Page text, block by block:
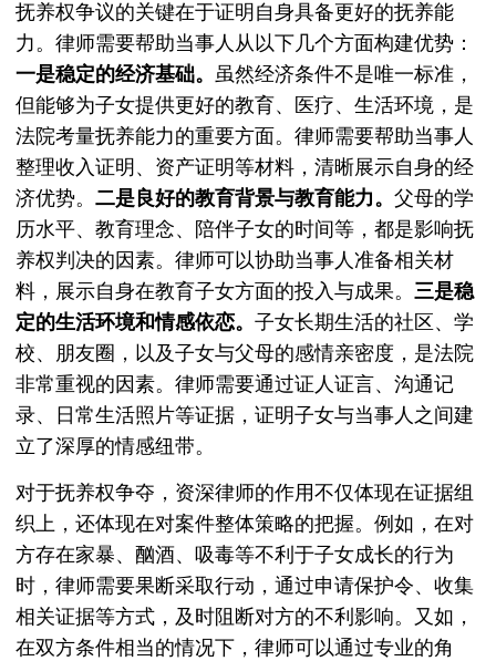
抚养权争议的关键在于证明自身具备更好的抚养能
力。律师需要帮助当事人从以下几个方面构建优势：
一是稳定的经济基础。 虽然经济条件不是唯一标准，
但能够为子女提供更好的教育、医疗、生活环境，是
法院考量抚养能力的重要方面。律师需要帮助当事人
整理收入证明、资产证明等材料，清晰展示自身的经
济优势。 二是良好的教育背景与教育能力。 父母的学
历水平、教育理念、陪伴子女的时间等，都是影响抚
养权判决的因素。律师可以协助当事人准备相关材
料，展示自身在教育子女方面的投入与成果。 三是稳
定的生活环境和情感依恋。 子女长期生活的社区、学
校、朋友圈，以及子女与父母的感情亲密度，是法院
非常重视的因素。律师需要通过证人证言、沟通记
录、日常生活照片等证据，证明子女与当事人之间建
立了深厚的情感纽带。
对于抚养权争夺，资深律师的作用不仅体现在证据组
织上，还体现在对案件整体策略的把握。例如，在对
方存在家暴、酗酒、吸毒等不利于子女成长的行为
时，律师需要果断采取行动，通过申请保护令、收集
相关证据等方式，及时阻断对方的不利影响。又如，
在双方条件相当的情况下，律师可以通过专业的角